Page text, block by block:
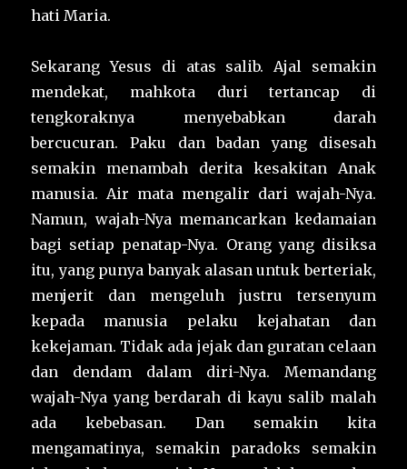
hati Maria.
Sekarang Yesus di atas salib. Ajal semakin
mendekat, mahkota duri tertancap di
tengkoraknya menyebabkan darah
bercucuran. Paku dan badan yang disesah
semakin menambah derita kesakitan Anak
manusia. Air mata mengalir dari wajah-Nya.
Namun, wajah-Nya memancarkan kedamaian
bagi setiap penatap-Nya. Orang yang disiksa
itu, yang punya banyak alasan untuk berteriak,
menjerit dan mengeluh justru tersenyum
kepada manusia pelaku kejahatan dan
kekejaman. Tidak ada jejak dan guratan celaan
dan dendam dalam diri-Nya. Memandang
wajah-Nya yang berdarah di kayu salib malah
ada kebebasan. Dan semakin kita
mengamatinya, semakin paradoks semakin